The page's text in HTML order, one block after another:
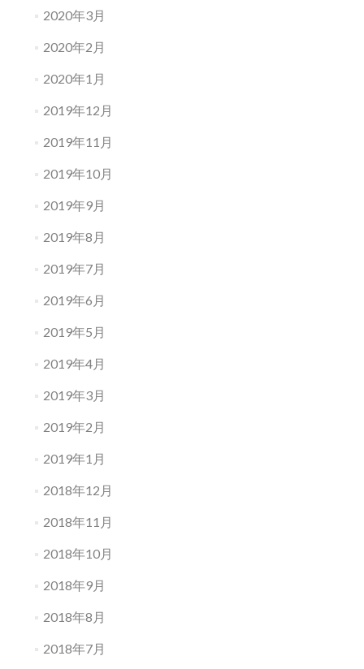
2020年3月
2020年2月
2020年1月
2019年12月
2019年11月
2019年10月
2019年9月
2019年8月
2019年7月
2019年6月
2019年5月
2019年4月
2019年3月
2019年2月
2019年1月
2018年12月
2018年11月
2018年10月
2018年9月
2018年8月
2018年7月